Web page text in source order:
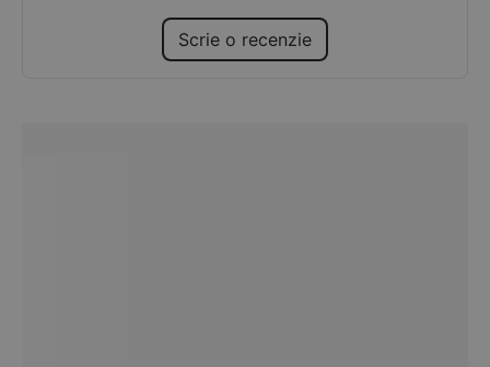
Scrie o recenzie